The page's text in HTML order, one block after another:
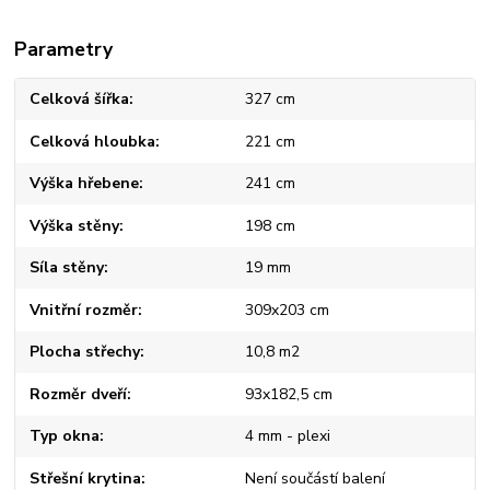
Parametry
Celková šířka 327 cm
Celková hloubka 221 cm
Výška hřebene 241 cm
Výška stěny 198 cm
Síla stěny 19 mm
Vnitřní rozměr 309x203 cm
Plocha střechy 10,8 m2
Rozměr dveří 93x182,5 cm
Typ okna 4 mm - plexi
Střešní krytina Není součástí balení